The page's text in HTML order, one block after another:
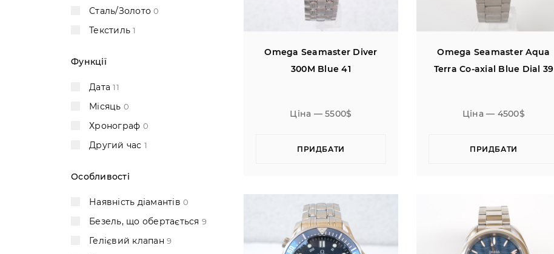
Сталь/Золото0
Текстиль1
Функції
Дата11
Місяць 0
Хронограф 0
Другий час 1
Особливості
Наявність діамантів 0
Безель, що обертається 9
Гелієвий клапан 9
Omega Seamaster Diver
300M Blue 41
Ціна — 5500$
ПРИДБАТИ
Omega Seamaster Aqua
Terra Co-axial Blue Dial 39
Ціна — 4500$
ПРИДБАТИ